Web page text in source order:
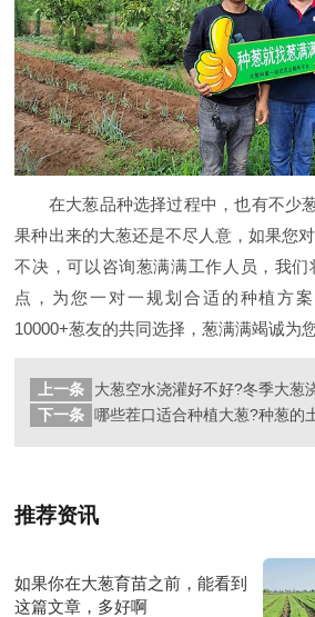
在大葱品种选择过程中，也有不少
果种出来的大葱还是不尽人意，如果您
不决，可以咨询葱满满工作人员，我
点，为您一对一规划合适的种植方
10000+葱友的共同选择，葱满满竭诚为
上一条
下一条
推荐资讯
如果你在大葱育苗之前，能看到
这篇文章，多好啊